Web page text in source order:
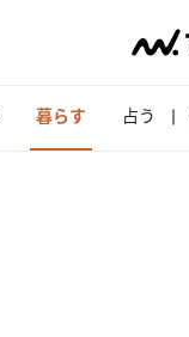
暮らす 占う